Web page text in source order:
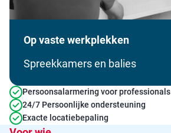
Op vaste werkplekken
Spreekkamers en balies
Persoonsalarmering voor professionals
24/7 Persoonlijke ondersteuning
Exacte locatiebepaling